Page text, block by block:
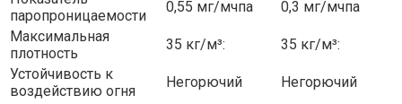
паропроницаемости
0,55 мг/мчпа
0,3 мг/мчпа
Максимальная
плотность
35 кг/м³:
35 кг/м³:
Устойчивость к
воздействию огня
Негорючий
Негорючий